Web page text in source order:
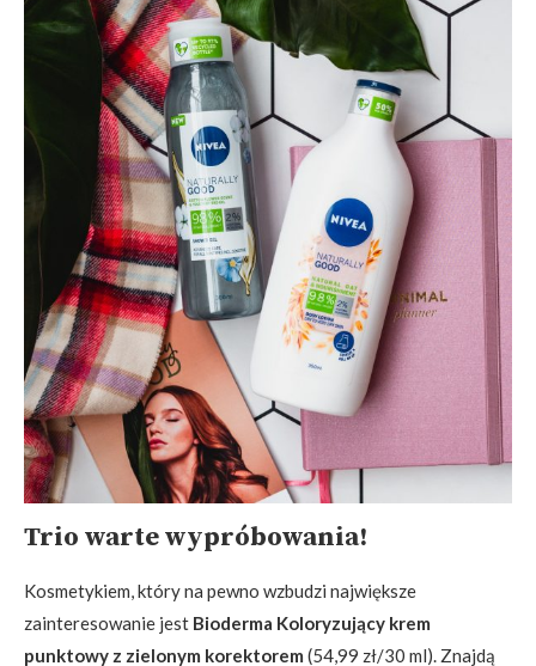
Trio warte wypróbowania!
Kosmetykiem, który na pewno wzbudzi największe
zainteresowanie jest Bioderma Koloryzujący krem
punktowy z zielonym korektorem (54,99 zł/30 ml). Znajdą